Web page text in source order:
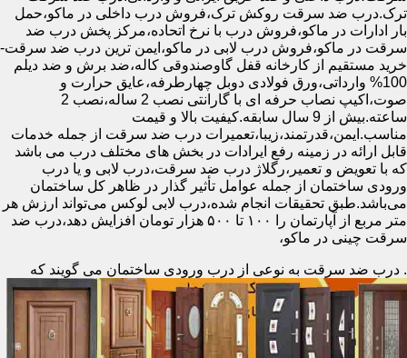
ترک.درب ضد سرقت روکش ترک،فروش درب داخلی در ماکو،حمل
بار ادارات در ماکو،فروش درب با نرخ اتحاده،مرکز پخش درب ضد
سرقت در ماکو،فروش درب لابی در ماکو،ایمن ترین درب ضد سرقت-
خرید مستقیم از کارخانه قفل گاوصندوقی کاله،ضد برش و ضد دیلم
100% وارداتی،ورق فولادی دوبل چهارطرفه،عایق حرارت و
صوت،اکیپ نصاب حرفه ای با گارانتی نصب 2 ساله،نصب 2
ساعته.بیش از 9 سال سابقه.کیفیت بالا و قیمت
مناسب.ایمن،قدرتمند،زیبا،تعمیرات درب ضد سرقت از جمله خدمات
قابل ارائه در زمینه رفع ایرادات در بخش های مختلف درب می باشد
که با تعویض و تعمیر،رگلاژ درب ضد سرقت،درب لابی و یا درب
ورودی ساختمان از جمله عوامل تأثیر گذار در ظاهر کل ساختمان
می‌باشد.طبق تحقیقات انجام شده،درب لابی لوکس می‌تواند ارزش هر
متر مربع از آپارتمان را ۱۰۰ تا ۵۰۰ هزار تومان افزایش دهد،درب ضد
سرقت چینی در ماکو،
. درب ضد سرقت به نوعی از درب ورودی ساختمان می گویند که